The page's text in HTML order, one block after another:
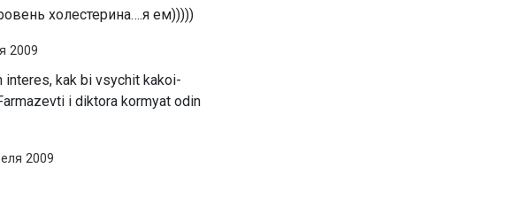
холестерина….я ем)))))
2009
kak bi vsychit kakoi-
i diktora kormyat odin
2009